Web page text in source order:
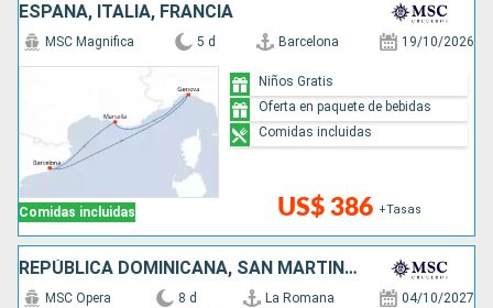
ESPAÑA, ITALIA, FRANCIA
Comidas incluidas
MSC Magnifica 5 d Barcelona 19/10/2026
US$ 386 +Tasas
Niños Gratis
Oferta en paquete de bebidas
Comidas incluidas
REPÚBLICA DOMINICANA, SAN MARTÍN, ANTIGUA Y BARBUDA
MSC Opera 8 d La Romana 04/10/2027